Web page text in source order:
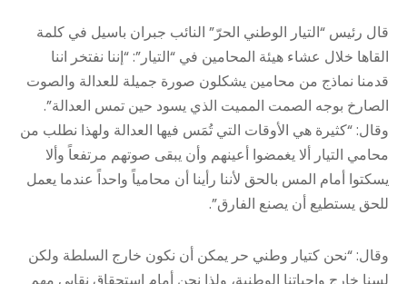
قال رئيس “التيار الوطني الحرّ” النائب جبران باسيل في كلمة
القاها خلال عشاء هيئة المحامين في “التيار”: “إننا نفتخر اننا
قدمنا نماذج من محامين يشكلون صورة جميلة للعدالة والصوت
الصارخ بوجه الصمت المميت الذي يسود حين تمس العدالة”.
وقال: “كثيرة هي الأوقات التي تُمَس فيها العدالة ولهذا نطلب من
محامي التيار ألا يغمضوا أعينهم وأن يبقى صوتهم مرتفعاً وألا
يسكتوا أمام المس بالحق لأننا رأينا أن محامياً واحداً عندما يعمل
للحق يستطيع أن يصنع الفارق”.
وقال: “نحن كتيار وطني حر يمكن أن نكون خارج السلطة ولكن